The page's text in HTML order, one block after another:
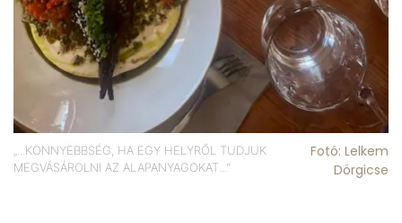
„...KÖNNYEBBSÉG, HA EGY HELYRŐL TUDJUK
MEGVÁSÁROLNI AZ ALAPANYAGOKAT..."
Fotó: Lelkem
Dörgicse